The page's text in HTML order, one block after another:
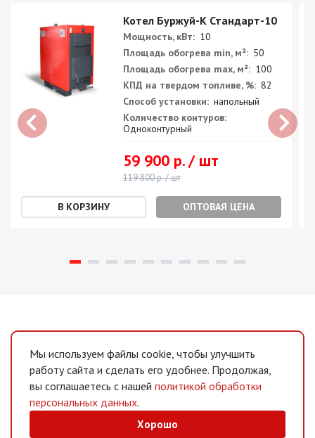
Котел Буржуй-К Стандарт-10
Мощность, кВт: 10
Площадь обогрева min, м²: 50
Площадь обогрева max, м²: 100
КПД на твердом топливе, %: 82
Способ установки: напольный
Количество контуров:
Одноконтурный
59 900 р. / шт
119 800 р. / шт
ОПТОВАЯ ЦЕНА
Мы используем файлы cookie, чтобы улучшить
работу сайта и сделать его удобнее. Продолжая,
вы соглашаетесь с нашей политикой обработки
персональных данных.
Хорошо